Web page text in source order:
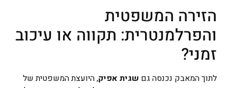
הזירה המשפטית
והפרלמנטרית: תקווה או עיכוב
זמני?
לתוך המאבק נכנסה גם שגית אפיק, היועצת המשפטית של